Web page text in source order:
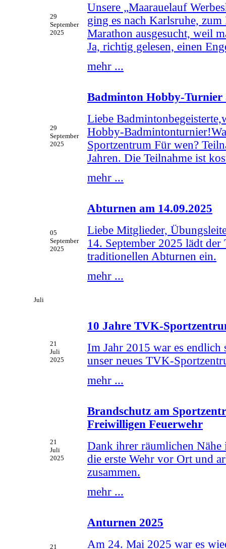
29
September
2025
Unsere „Maarauelauf
ging es nach Karlsruhe,
Marathon ausgesucht, weil
Ja, richtig gelesen, einen
mehr ...
29
September
2025
Badminton Hobby-Turnier
Liebe
Hobby-
Sportzentrum Für wen?
Jahren. Die Teilnahme ist
mehr ...
05
September
2025
Abturnen am 14.09.2025
Liebe Mitglieder,
14. September 2025 lädt
traditionellen Abturnen ein.
mehr ...
Juli
21
Juli
2025
10 Jahre TVK-
Im Jahr 2015 war es
unser neues TVK-
mehr ...
21
Juli
2025
Brandschutz am
Freiwilligen Feuerwehr
Dank ihrer räumlichen
die erste Wehr vor Ort und
zusammen.
mehr ...
21
Anturnen 2025
Am 24. Mai 2025 war es